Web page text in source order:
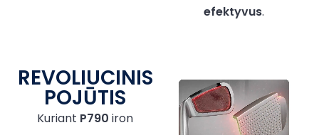
efektyvus.
REVOLIUCINIS
POJŪTIS
Kuriant P790 iron